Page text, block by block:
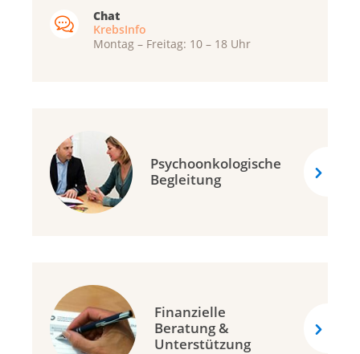
Krebsliga Graubünden
Ligue jurassienne contre le cancer
Krebsliga Solothurn
Krebsliga Thurgau
Lega cancro Ticino
Ligue vaudoise contre le cancer
Krebsliga Zürich
Krebshilfe Liechtenstein
Chat
KrebsInfo
Montag – Freitag: 10 – 18 Uhr
Psychoonkologische
Begleitung
Finanzielle
Beratung &
Unterstützung